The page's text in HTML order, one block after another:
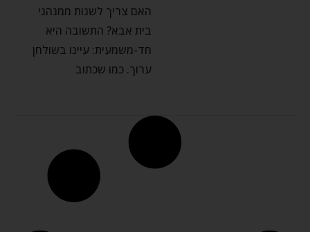
האם צריך לשנות ממנהגי
בית אבא? התשובה היא
חד-משמעית: עיינו בשולחן
ערוך. כמו שכתוב